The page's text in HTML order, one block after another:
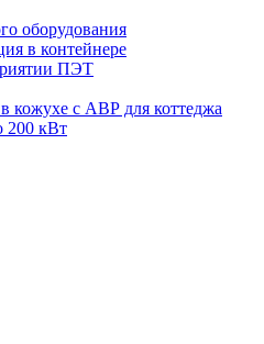
оборудования
в контейнере
ПЭТ
кожухе с АВР для коттеджа
200 кВт